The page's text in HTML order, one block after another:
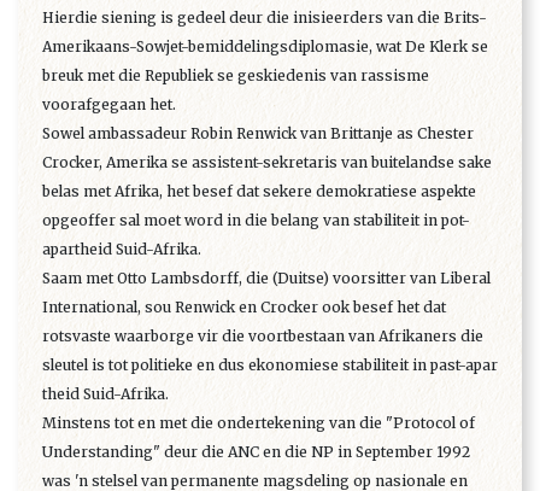
Hierdie siening is gedeel deur die inisieerders van die Brits-
Amerikaans-Sowjet-bemiddelingsdiplomasie, wat De Klerk se
breuk met die Republiek se geskiedenis van rassisme
voorafgegaan het.
Sowel ambassadeur Robin Renwick van Brittanje as Chester
Crocker, Amerika se assistent-sekretaris van buitelandse sake
belas met Afrika, het besef dat sekere demokratiese aspekte
opgeoffer sal moet word in die belang van stabiliteit in pot-
apartheid Suid-Afrika.
Saam met Otto Lambsdorff, die (Duitse) voorsitter van Liberal
International, sou Renwick en Crocker ook besef het dat
rotsvaste waarborge vir die voortbestaan van Afrikaners die
sleutel is tot politieke en dus ekonomiese stabiliteit in past-apar
theid Suid-Afrika.
Minstens tot en met die ondertekening van die "Protocol of
Understanding" deur die ANC en die NP in September 1992
was 'n stelsel van permanente magsdeling op nasionale en